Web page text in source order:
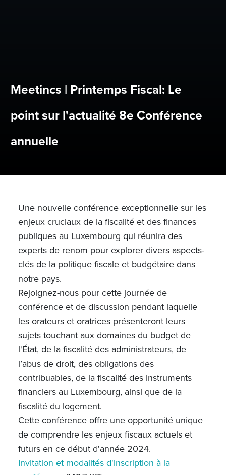
Meetincs | Printemps Fiscal: Le
point sur l'actualité 8e Conférence
annuelle
Une nouvelle conférence exceptionnelle sur les
enjeux cruciaux de la fiscalité et des finances
publiques au Luxembourg qui réunira des
experts de renom pour explorer divers aspects-
clés de la politique fiscale et budgétaire dans
notre pays.
Rejoignez-nous pour cette journée de
conférence et de discussion pendant laquelle
les orateurs et oratrices présenteront leurs
sujets touchant aux domaines du budget de
l'État, de la fiscalité des administrateurs, de
l’abus de droit, des obligations des
contribuables, de la fiscalité des instruments
financiers au Luxembourg, ainsi que de la
fiscalité du logement.
Cette conférence offre une opportunité unique
de comprendre les enjeux fiscaux actuels et
futurs en ce début d'année 2024.
Invitation et modalités d'inscription à la